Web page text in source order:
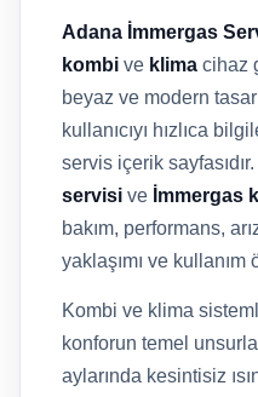
Adana İmmergas
kombi ve klima cihaz
beyaz ve modern
kullanıcıyı hızlıca
servis içerik
servisi ve İmmergas
bakım, performans,
yaklaşımı ve
Kombi ve klima
konforun temel
aylarında kesintisiz